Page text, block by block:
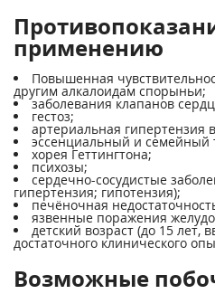
применению
Повышенная
другим алкалоидам спорыньи;
заболевания клапанов
гестоз;
артериальная гипертензия
эссенциальный и семейный
хорея Геттингтона;
психозы;
сердечно-сосудистые
гипертензия; гипотензия);
печёночная
язвенные поражения
детский возраст (до 15 лет,
достаточного клинического
Возможные